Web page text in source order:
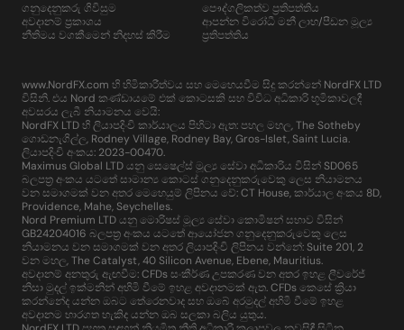
ගනුදෙනුකරු ගිවිසුම
අවදානම් ප්‍රකාශය
නීතිමය වගකීමෙන් නිදහස් කිරීම
පෞද්ගලිකත්ව ප්‍රතිපත්තිය
ආපන්න විරෝධී මනී ලාභ/පීඩන මූල්‍ය
ප්‍රතිපත්තිය
www.NordFX.com හි හිමිකාරීත්වය සහ මෙහෙයවීම සිදු කරන්නේ NordFX LTD
විසිනි. එය Nord කණ්ඩායමේ එක් කොටසකි සහ විවිධ අධිකාරි භූමිකාවලදී
අවසරය ලැබී නියාමනය වෙයි:
NordFX LTD හි ලියාපදිංචි කාර්යාලය පිහිටා ඇත: පහල මහල, The Sotheby
ගොඩනැගිල්ල, Rodney Village, Rodney Bay, Gros-Islet, Saint Lucia.
ලියාපදිංචි අංකය: 2023-00470.
Maximus Global LTD යනු සෙෂෙල්ස් මූල්‍ය සේවා අධිකාරිය විසින් SD065
බලපත්‍ර අංකය යටතේ සාමාන්‍ය කොටස් ගනුදෙනුකරුවෙකු ලෙස නියාමනය
වන සමාගමක් වන අතර මෙහෙයුම් ලිපිනය වේ: CT House, කාර්යාල අංකය 8D,
Providence, Mahe, Seychelles.
Nord Premium LTD යනු මොරිෂස් මූල්‍ය සේවා කොමිෂන් සභාව විසින්
GB24204016 බලපත්‍ර අංකය යටතේ ආයෝජන ගනුදෙනුකරුවෙකු ලෙස
නියාමනය වන සමාගමක් වන අතර ලියාපදිංචි ලිපිනය වන්නේ: Suite 201, 2
වන මහල, The Catalyst, 40 Silicon Avenue, Ebene, Mauritius.
අවදානම් අනතුරු ඇඟවීම: CFDs සංකීර්ණ උපකරණ වන අතර ඉහළ ලීවරේජ්
නිසා මුදල් ඉක්මනින් අහිමි වීමේ ඉහළ අවදානමක් ඇත. CFDs කෙසේ ක්‍රියා
කරන්නේද යන්න ඔබට තේරෙනවාද සහ ඔබේ අරමුදල් අහිමි වීමේ ඉහළ
අවදානම භාරගත හැකිද යන්න ඔබ සලකා බලිය යුතුය.